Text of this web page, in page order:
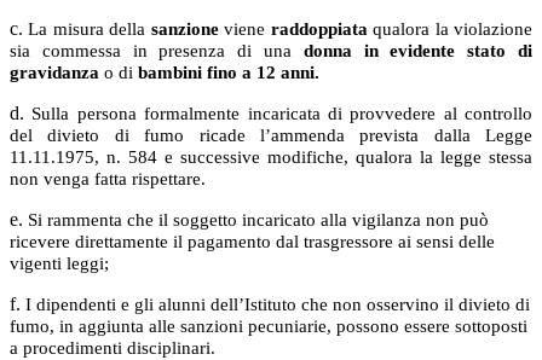
c.La misura della sanzioneviene raddoppiataqualora la violazione
sia commessa in presenza di una donna in evidente stato di
gravidanza o di bambini fino a 12 anni.
d. Sulla persona formalmente incaricata di provvedere al controllo
del divieto di fumo ricade l’ammenda prevista dalla Legge
11.11.1975, n. 584 e successive modifiche, qualora la legge stessa
non venga fatta rispettare.
e. Si rammenta che il soggetto incaricato alla vigilanza non può
ricevere direttamente il pagamento dal trasgressore ai sensi delle
vigenti leggi;
f. I dipendenti e gli alunni dell’Istituto che non osservino il divieto di
fumo, in aggiunta alle sanzioni pecuniarie, possono essere sottoposti
a procedimenti disciplinari.